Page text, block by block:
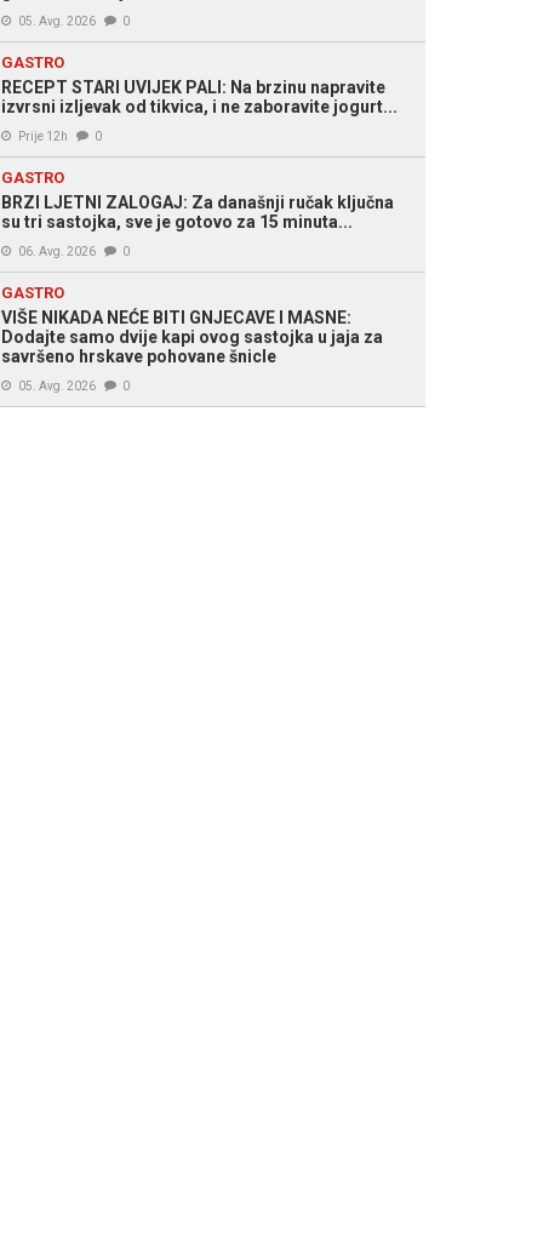
05. Avg. 2026 0
GASTRO
RECEPT STARI UVIJEK PALI: Na brzinu napravite
izvrsni izljevak od tikvica, i ne zaboravite jogurt...
Prije 12h 0
GASTRO
BRZI LJETNI ZALOGAJ: Za današnji ručak ključna
su tri sastojka, sve je gotovo za 15 minuta...
06. Avg. 2026 0
GASTRO
VIŠE NIKADA NEĆE BITI GNJECAVE I MASNE:
Dodajte samo dvije kapi ovog sastojka u jaja za
savršeno hrskave pohovane šnicle
05. Avg. 2026 0